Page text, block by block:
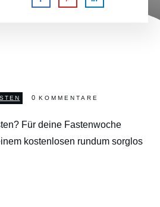
0 KOMMENTARE
Für deine Fastenwoche
kostenlosen rundum sorglos